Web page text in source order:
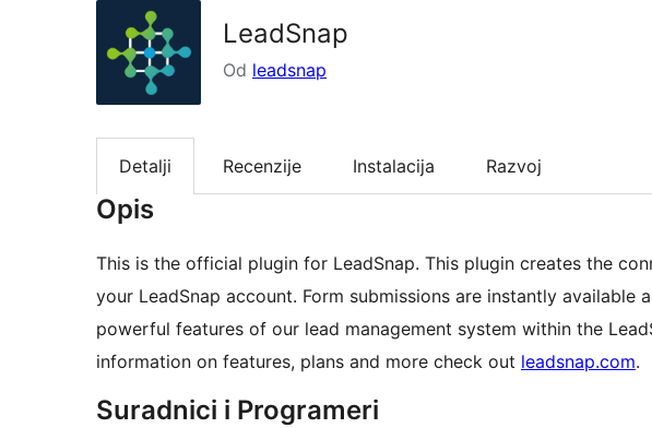
LeadSnap
Od leadsnap
Detalji Recenzije Instalacija Razvoj
Opis
This is the official plugin for LeadSnap. This plugin creates the
your LeadSnap account. Form submissions are instantly available
powerful features of our lead management system within the
information on features, plans and more check out leadsnap.com.
Suradnici i Programeri